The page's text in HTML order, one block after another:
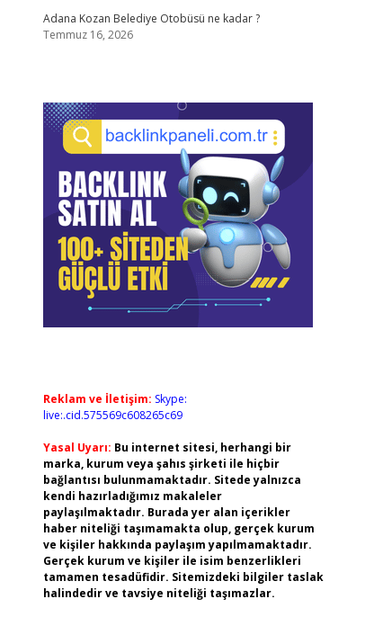
Adana Kozan Belediye Otobüsü ne kadar ?
Temmuz 16, 2026
Reklam ve İletişim: Skype:
live:.cid.575569c608265c69
Yasal Uyarı: Bu internet sitesi, herhangi bir
marka, kurum veya şahıs şirketi ile hiçbir
bağlantısı bulunmamaktadır. Sitede yalnızca
kendi hazırladığımız makaleler
paylaşılmaktadır. Burada yer alan içerikler
haber niteliği taşımamakta olup, gerçek kurum
ve kişiler hakkında paylaşım yapılmamaktadır.
Gerçek kurum ve kişiler ile isim benzerlikleri
tamamen tesadüfidir. Sitemizdeki bilgiler taslak
halindedir ve tavsiye niteliği taşımazlar.